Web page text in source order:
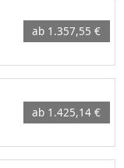
ab 1.357,55 €
ab 1.425,14 €